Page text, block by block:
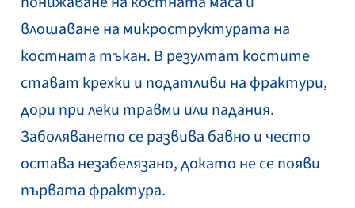
влошаване на микроструктурата на
костната тъкан. В резултат костите
стават крехки и податливи на фрактури,
дори при леки травми или падания.
Заболяването се развива бавно и често
остава незабелязано, докато не се появи
първата фрактура.